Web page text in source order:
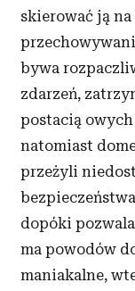
skierować ją
bywa
zdarzeń,
postacią
natomiast
przeżyli
dopóki
ma powodów
maniakalne,